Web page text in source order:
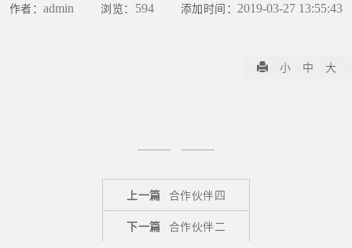
作者：admin 浏览： 594 添加时间：2019-03-27 13:55:43
小 中 大
上一篇 合作伙伴四
下一篇 合作伙伴二